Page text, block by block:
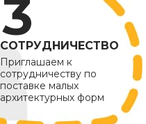
СОТРУДНИЧЕСТВО
Приглашаем к
сотрудничеству по
поставке малых
архитектурных форм